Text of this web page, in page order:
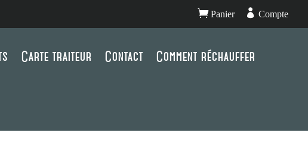
Panier  Compte
Carte traiteur Contact Comment réchauffer